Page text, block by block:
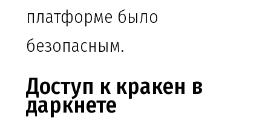
платформе было
безопасным.
Доступ к кракен в
даркнете